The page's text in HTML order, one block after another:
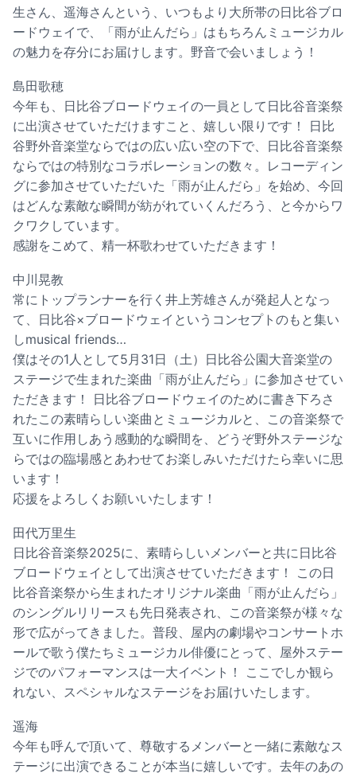
生さん、遥海さんという、いつもより大所帯の日比谷ブロ
ードウェイで、「雨が止んだら」はもちろんミュージカル
の魅力を存分にお届けします。野音で会いましょう！
島田歌穂
今年も、日比谷ブロードウェイの一員として日比谷音楽祭
に出演させていただけますこと、嬉しい限りです！ 日比
谷野外音楽堂ならではの広い広い空の下で、日比谷音楽祭
ならではの特別なコラボレーションの数々。レコーディン
グに参加させていただいた「雨が止んだら」を始め、今回
はどんな素敵な瞬間が紡がれていくんだろう、と今からワ
クワクしています。
感謝をこめて、精一杯歌わせていただきます！
中川晃教
常にトップランナーを行く井上芳雄さんが発起人となっ
て、日比谷×ブロードウェイというコンセプトのもと集い
しmusical friends…
僕はその1人として5月31日（土）日比谷公園大音楽堂の
ステージで生まれた楽曲「雨が止んだら」に参加させてい
ただきます！ 日比谷ブロードウェイのために書き下ろさ
れたこの素晴らしい楽曲とミュージカルと、この音楽祭で
互いに作用しあう感動的な瞬間を、どうぞ野外ステージな
らではの臨場感とあわせてお楽しみいただけたら幸いに思
います！
応援をよろしくお願いいたします！
田代万里生
日比谷音楽祭2025に、素晴らしいメンバーと共に日比谷
ブロードウェイとして出演させていただきます！ この日
比谷音楽祭から生まれたオリジナル楽曲「雨が止んだら」
のシングルリリースも先日発表され、この音楽祭が様々な
形で広がってきました。普段、屋内の劇場やコンサートホ
ールで歌う僕たちミュージカル俳優にとって、屋外ステー
ジでのパフォーマンスは一大イベント！ ここでしか観ら
れない、スペシャルなステージをお届けいたします。
遥海
今年も呼んで頂いて、尊敬するメンバーと一緒に素敵なス
テージに出演できることが本当に嬉しいです。去年のあの